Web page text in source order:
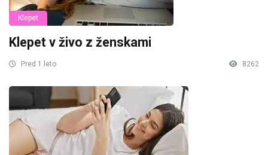
Klepet
Klepet v živo z ženskami
Pred 1 leto 8262